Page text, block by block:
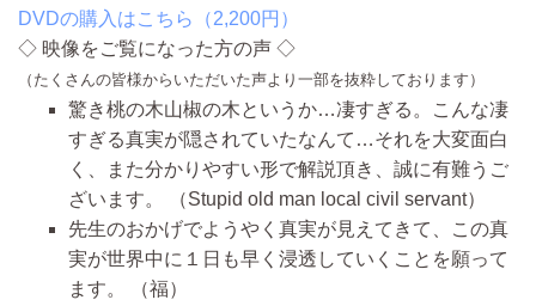
DVDの購入はこちら（2,200円）
◇ 映像をご覧になった方の声 ◇
（たくさんの皆様からいただいた声より一部を抜粋しております）
驚き桃の木山椒の木というか…凄すぎる。こんな凄
すぎる真実が隠されていたなんて…それを大変面白
く、また分かりやすい形で解説頂き、誠に有難うご
ざいます。
（Stupid old man local civil servant）
先生のおかげでようやく真実が見えてきて、この真
実が世界中に１日も早く浸透していくことを願って
ます。
（福）